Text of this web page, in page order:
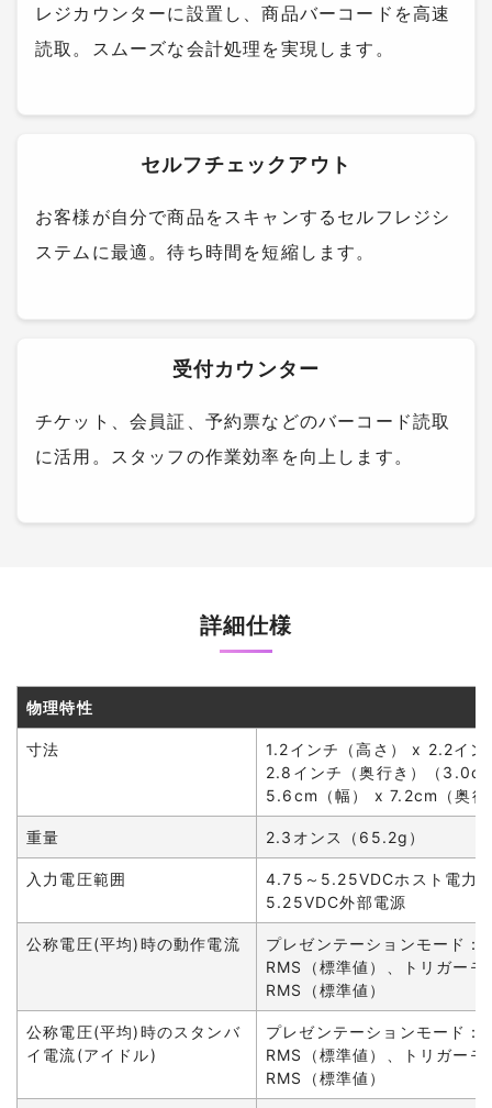
レジカウンターに設置し、商品バーコードを高速
読取。スムーズな会計処理を実現します。
セルフチェックアウト
お客様が自分で商品をスキャンするセルフレジシ
ステムに最適。待ち時間を短縮します。
受付カウンター
チケット、会員証、予約票などのバーコード読取
に活用。スタッフの作業効率を向上します。
詳細仕様
物理特性
寸法
1.2インチ（高さ） x 2.2イ
2.8インチ（奥行き）（
5.6cm（幅） x 7.2cm（奥行
重量 2.3オンス（65.2g）
入力電圧範囲
4.75～5.25VDCホスト電力
5.25VDC外部電源
公称電圧(平均)時の動作電流
プレゼンテーションモード
RMS（標準値）、トリガー
RMS（標準値）
公称電圧(平均)時のスタンバ
イ電流(アイドル)
プレゼンテーションモード：
RMS（標準値）、トリガー
RMS（標準値）